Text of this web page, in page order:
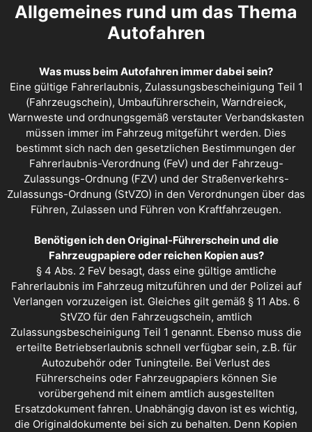
Allgemeines rund um das Thema
Autofahren
Was muss beim Autofahren immer dabei sein?
Eine gültige Fahrerlaubnis, Zulassungsbescheinigung Teil 1
(Fahrzeugschein), Umbauführerschein, Warndreieck,
Warnweste und ordnungsgemäß verstauter Verbandskasten
müssen immer im Fahrzeug mitgeführt werden. Dies
bestimmt sich nach den gesetzlichen Bestimmungen der
Fahrerlaubnis-Verordnung (FeV) und der Fahrzeug-
Zulassungs-Ordnung (FZV) und der Straßenverkehrs-
Zulassungs-Ordnung (StVZO) in den Verordnungen über das
Führen, Zulassen und Führen von Kraftfahrzeugen.
Benötigen ich den Original-Führerschein und die
Fahrzeugpapiere oder reichen Kopien aus?
§ 4 Abs. 2 FeV besagt, dass eine gültige amtliche
Fahrerlaubnis im Fahrzeug mitzuführen und der Polizei auf
Verlangen vorzuzeigen ist. Gleiches gilt gemäß § 11 Abs. 6
StVZO für den Fahrzeugschein, amtlich
Zulassungsbescheinigung Teil 1 genannt. Ebenso muss die
erteilte Betriebserlaubnis schnell verfügbar sein, z.B. für
Autozubehör oder Tuningteile. Bei Verlust des
Führerscheins oder Fahrzeugpapiers können Sie
vorübergehend mit einem amtlich ausgestellten
Ersatzdokument fahren. Unabhängig davon ist es wichtig,
die Originaldokumente bei sich zu behalten. Denn Kopien